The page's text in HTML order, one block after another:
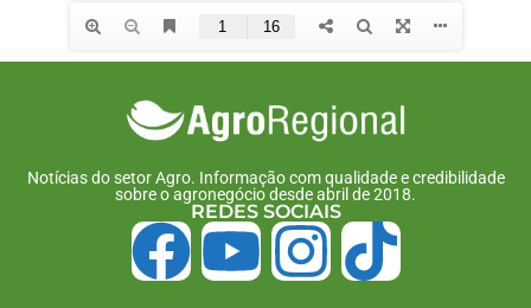
Notícias do setor Agro. Informação com qualidade e credibilidade
sobre o agronegócio desde abril de 2018.
REDES SOCIAIS